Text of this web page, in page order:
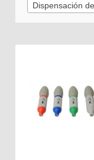
Dispensación